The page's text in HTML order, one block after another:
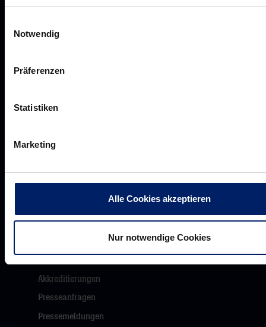
Notwendig
Präferenzen
Statistiken
Marketing
Alle Cookies akzeptieren
Nur notwendige Cookies
Aufsichtsrat
Unsere Partner
VIP Dauerkarten
Networking
Mikrosponsoring
Akkreditierungen
Presseanfragen
Pressemeldungen